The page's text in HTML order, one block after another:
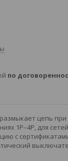
по
цепь
1P–4P, для
с